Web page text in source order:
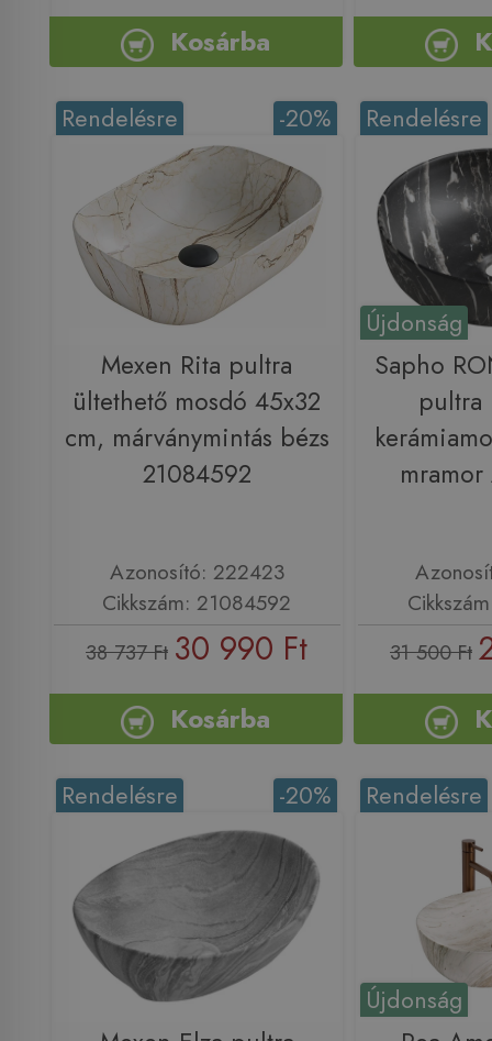
Kosárba
-20%
Rendelésre
Mexen Rita pultra
ültethető mosdó 45x32
cm, márványmintás bézs
21084592
Azonosító: 222423
Cikkszám: 21084592
38 737 Ft 30 990 Ft
Kosárba
Újdonság
Rendelésre
Sapho
pultra
31 500 Ft
-20%
Rendelésre
Újdonság
Rendelésre